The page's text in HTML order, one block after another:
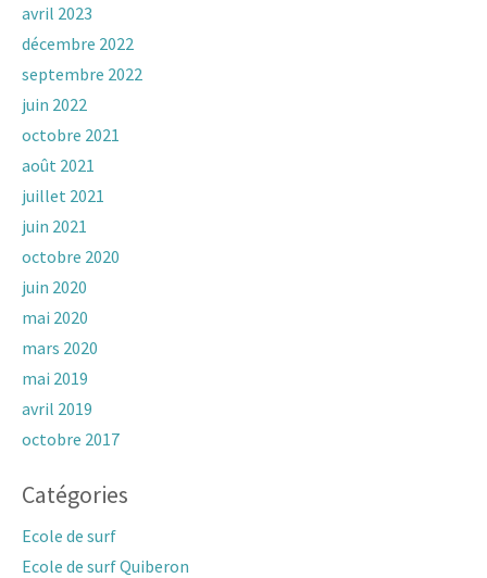
avril 2023
décembre 2022
septembre 2022
juin 2022
octobre 2021
août 2021
juillet 2021
juin 2021
octobre 2020
juin 2020
mai 2020
mars 2020
mai 2019
avril 2019
octobre 2017
Catégories
Ecole de surf
Ecole de surf Quiberon